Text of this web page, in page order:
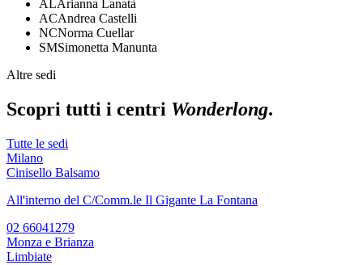
ALArianna Lanatà
ACAndrea Castelli
NCNorma Cuellar
SMSimonetta Manunta
Altre sedi
Scopri tutti i centri Wonderlong.
Tutte le sedi
Milano
Cinisello Balsamo
All'interno del C/Comm.le Il Gigante La Fontana
02 66041279
Monza e Brianza
Limbiate